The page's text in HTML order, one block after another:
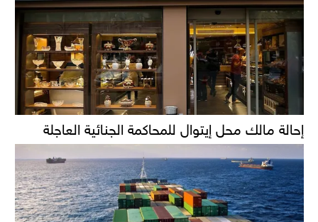
إحالة مالك محل إيتوال للمحاكمة الجنائية العاجلة